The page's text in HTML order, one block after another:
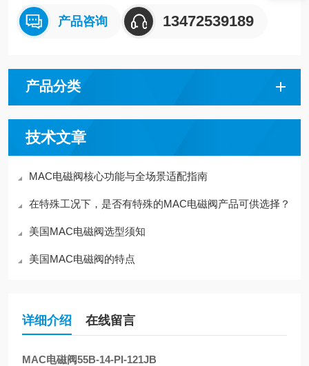
产品咨询 13472539189
产品分类
技术文章
MAC电磁阀核心功能与全场景适配指南
在特殊工况下，是否有特殊的MAC电磁阀产品可供选择？
美国MAC电磁阀选型须知
美国MAC电磁阀的特点
详细介绍 在线留言
MAC电磁阀55B-14-PI-121JB